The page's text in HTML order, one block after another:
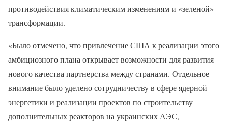
противодействия климатическим изменениям и «зеленой»
трансформации.
«Было отмечено, что привлечение США к реализации этого
амбициозного плана открывает возможности для развития
нового качества партнерства между странами. Отдельное
внимание было уделено сотрудничеству в сфере ядерной
энергетики и реализации проектов по строительству
дополнительных реакторов на украинских АЭС,